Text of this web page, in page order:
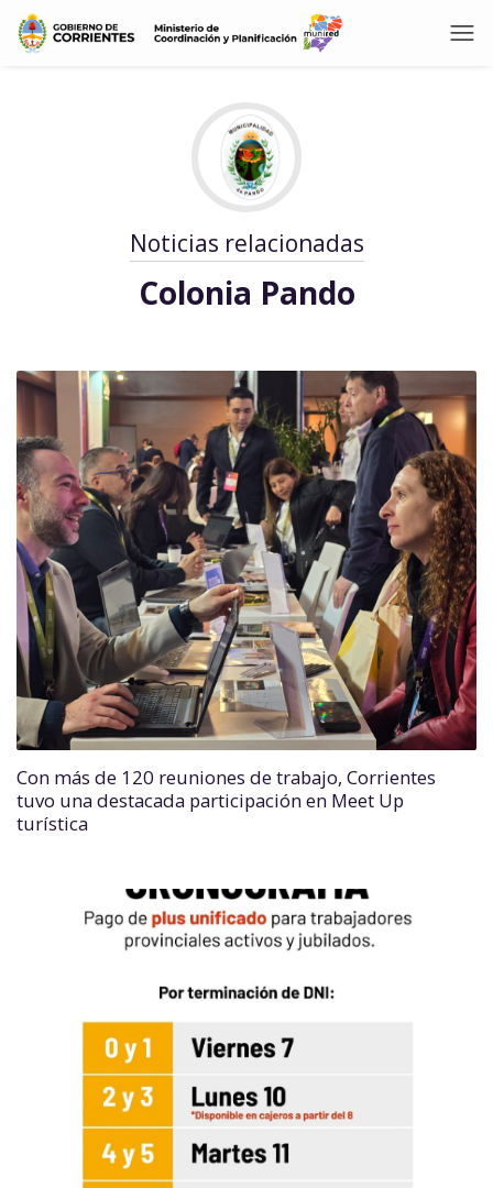
Noticias relacionadas
Colonia Pando
Con más de 120 reuniones de trabajo, Corrientes
tuvo una destacada participación en Meet Up
turística